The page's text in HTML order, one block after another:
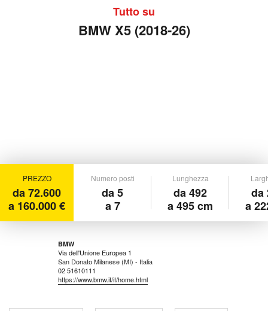
Tutto su
BMW X5 (2018-26)
PREZZO
da 72.600
a 160.000 €
Numero posti
da 5
a 7
Lunghezza
da 492
a 495 cm
da
a
BMW
Via dell'Unione Europea 1
San Donato Milanese (MI) - Italia
02 51610111
https://www.bmw.it/it/home.html